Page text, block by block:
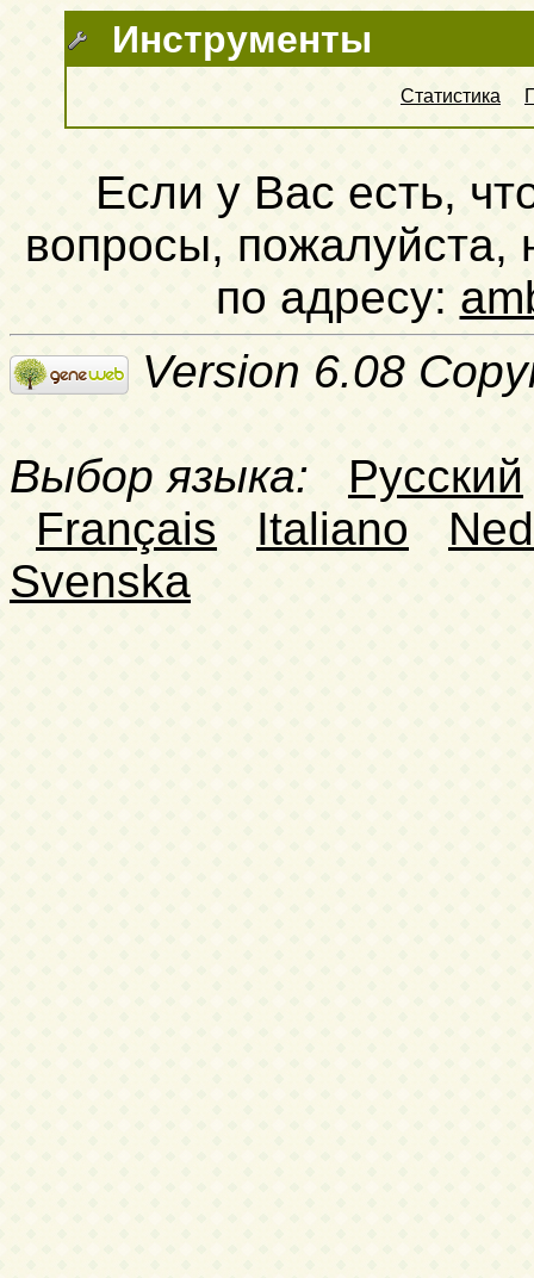
Инструменты
Статистика
Если у Вас есть,
вопросы, пожалуйста,
по адресу:
Version 6.08
Выбор языка:
Русский
Français
Italiano
Svenska